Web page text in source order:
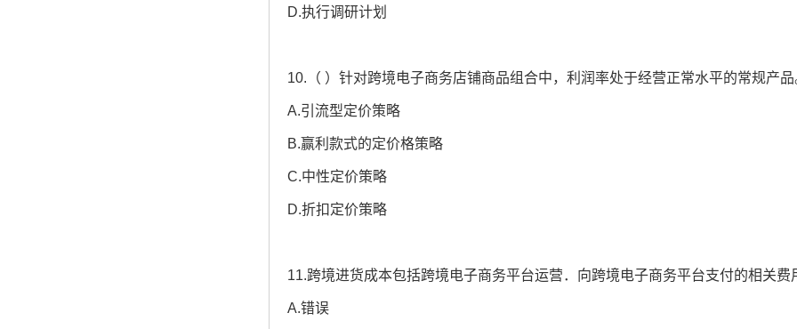
D.执行调研计划
10.（ ）针对跨境电子商务店铺商品组合中，利润率处于经营正常水平的常规产品
A.引流型定价策略
B.赢利款式的定价格策略
C.中性定价策略
D.折扣定价策略
11.跨境进货成本包括跨境电子商务平台运营．向跨境电子商务平台支付的相关费
A.错误